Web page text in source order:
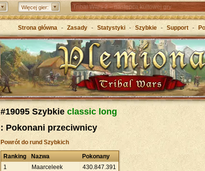
Więcej gier: Tribal Wars 2 – następca kultowej gry
Forge of Empires – Strategia o epokach cywilizacji
Grepolis – Wznieś imperium w antycznej Grecji
Strona główna - Zasady - Statystyki - Szybkie - Support -
#19095 Szybkie classic long
: Pokonani przeciwnicy
Powrót do rund Szybkich
Ranking Nazwa
Pokonany
1
Maarceleek 430.847.391